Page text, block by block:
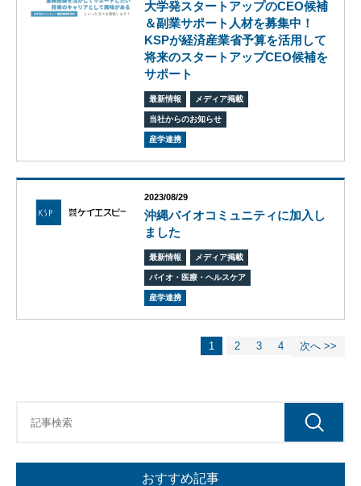
オ
フィ
投資
ショ
クー
大学発スタートアップのCEO候補
＆副業サポート人材を募集中！
KSPが経済産業省予算を活用して
将来のスタートアップCEO候補を
サポート
最新情報 メディア掲載
当社からのお知らせ
産学連携
2023/08/29
沖縄バイオコミュニティに加入し
ました
最新情報 メディア掲載
バイオ・医療・ヘルスケア
産学連携
1 2 3 4 次へ >>
おすすめ記事